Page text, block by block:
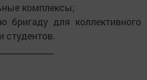
комплексы;
бригаду для коллективного
студентов.